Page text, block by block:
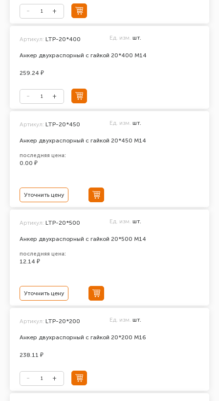
Анкер двухраспорный с гайкой 20*400 М14
Артикул: LTP-20*400 Ед. изм. шт.
259.24 ₽
Анкер двухраспорный с гайкой 20*450 М14
Артикул: LTP-20*450 Ед. изм. шт.
последняя цена:
0.00 ₽
Уточнить цену
Анкер двухраспорный с гайкой 20*500 М14
Артикул: LTP-20*500 Ед. изм. шт.
последняя цена:
12.14 ₽
Уточнить цену
Анкер двухраспорный с гайкой 20*200 М16
Артикул: LTP-20*200 Ед. изм. шт.
238.11 ₽